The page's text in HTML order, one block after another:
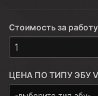
Стоимость за работу
ЦЕНА ПО ТИПУ ЭБУ